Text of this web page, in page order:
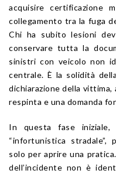
acquisire certificazione
collegamento tra la fuga
Chi ha subito lesioni
conservare tutta la
sinistri con veicolo non
centrale. È la solidità
dichiarazione della
respinta e una domanda
In questa fase iniziale,
“infortunistica stradale”,
solo per aprire una
dell’incidente non è